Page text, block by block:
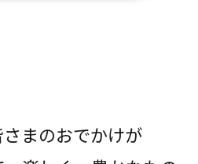
まのおでかけが